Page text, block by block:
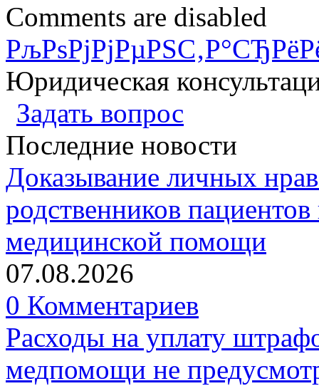
Comments are disabled
Юридическая
Задать вопрос
Последние новости
Доказывание личных
родственников
медицинской помощи
07.08.2026
0 Комментариев
Расходы на уплату
медпомощи не